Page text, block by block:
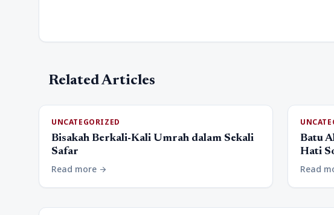
Related Articles
UNCATEGORIZED
Bisakah Berkali-Kali Umrah dalam Sekali
Safar
Read more arrow_forward
Batu
Hati
Read